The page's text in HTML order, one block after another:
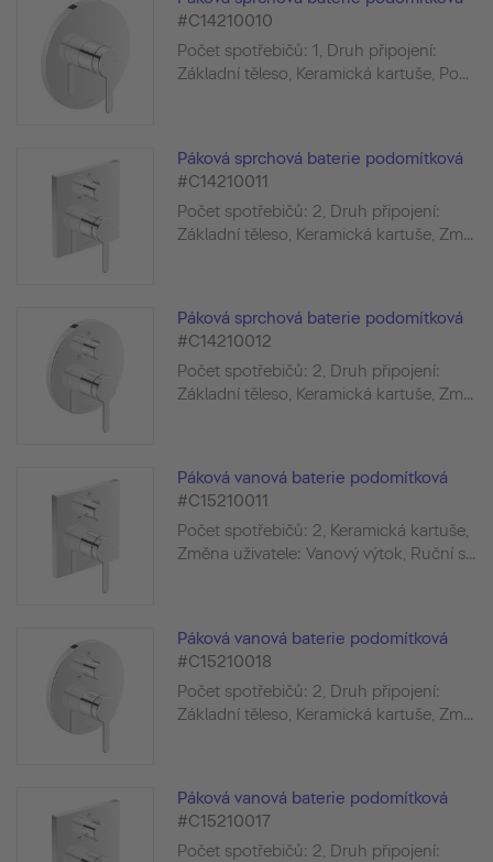
#C14210010
Počet spotřebičů: 1, Druh připojení:
Základní těleso, Keramická kartuše, Po...
Páková sprchová baterie podomítková
#C14210011
Počet spotřebičů: 2, Druh připojení:
Základní těleso, Keramická kartuše, Zm...
Páková sprchová baterie podomítková
#C14210012
Počet spotřebičů: 2, Druh připojení:
Základní těleso, Keramická kartuše, Zm...
Páková vanová baterie podomítková
#C15210011
Počet spotřebičů: 2, Keramická kartuše,
Změna uživatele: Vanový výtok, Ruční s...
Páková vanová baterie podomítková
#C15210018
Počet spotřebičů: 2, Druh připojení:
Základní těleso, Keramická kartuše, Zm...
Páková vanová baterie podomítková
#C15210017
Počet spotřebičů: 2, Druh připojení: